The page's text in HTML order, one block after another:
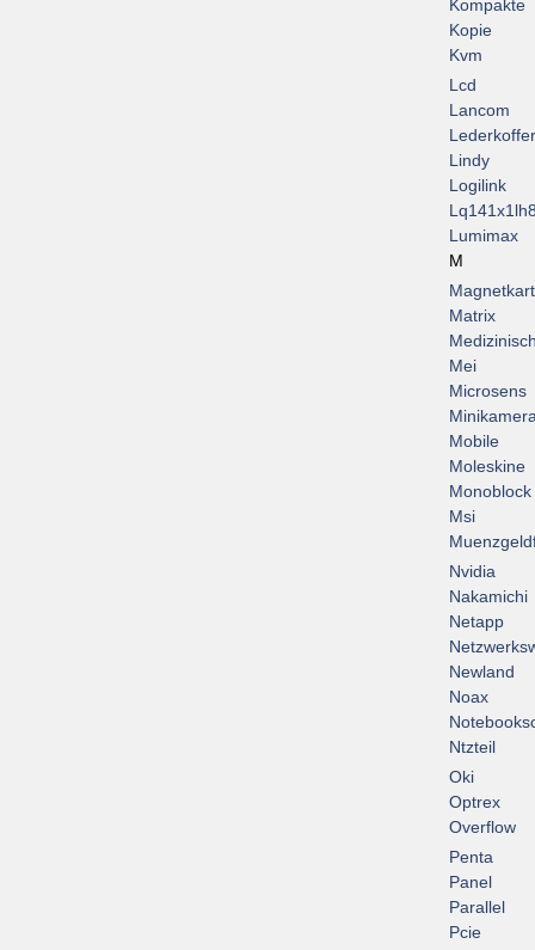
Kompakte
Kopie
Kvm
Lcd
Lancom
Lederkoffer
Lindy
Logilink
Lumimax
M
Matrix
Mei
Microsens
Mobile
Moleskine
Monoblock
Msi
Nvidia
Nakamichi
Netapp
Newland
Noax
Ntzteil
Oki
Optrex
Overflow
Penta
Panel
Parallel
Pcie